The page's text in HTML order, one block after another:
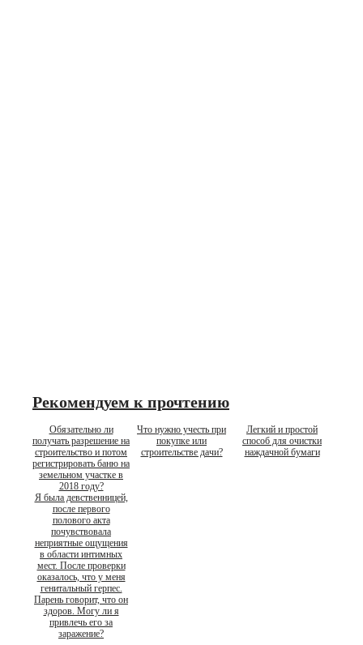
Рекомендуем к прочтению
Обязательно ли
получать разрешение на
строительство и потом
регистрировать баню на
земельном участке в
2018 году?
Что нужно учесть при
покупке или
строительстве дачи?
Легкий и простой
способ для очистки
наждачной бумаги
Я была девственницей,
после первого
полового акта
почувствовала
неприятные ощущения
в области интимных
мест. После проверки
оказалось, что у меня
генитальный герпес.
Парень говорит, что он
здоров. Могу ли я
привлечь его за
заражение?